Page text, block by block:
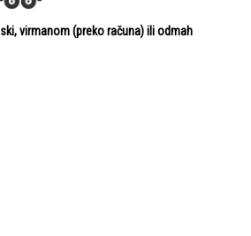
virmanom (preko računa) ili odmah